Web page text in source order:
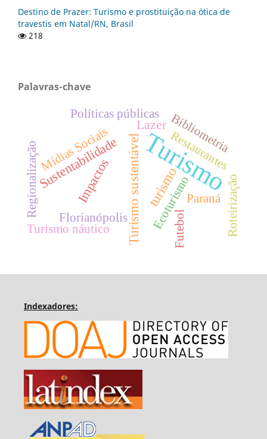
Destino de Prazer: Turismo e prostituição na ótica de
travestis em Natal/RN, Brasil
218
Palavras-chave
Turismo
Turismo sustentável turismo
Impactos
Lazer
Sustentabilidade
Ecoturismo
Florianópolis
Mídias Sociais
Políticas públicas
Regionalização Restaurantes
Paraná
Bibliometria
Futebol Roteirização
Turismo náutico
Indexadores: